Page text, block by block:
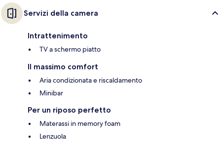
Servizi della camera
Intrattenimento
TV a schermo piatto
Il massimo comfort
Aria condizionata e riscaldamento
Minibar
Per un riposo perfetto
Materassi in memory foam
Lenzuola